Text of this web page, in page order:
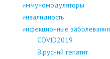
иммуномодуляторы
инвалидность
инфекционные заболевания
COVID2019
Вірусний гепатит